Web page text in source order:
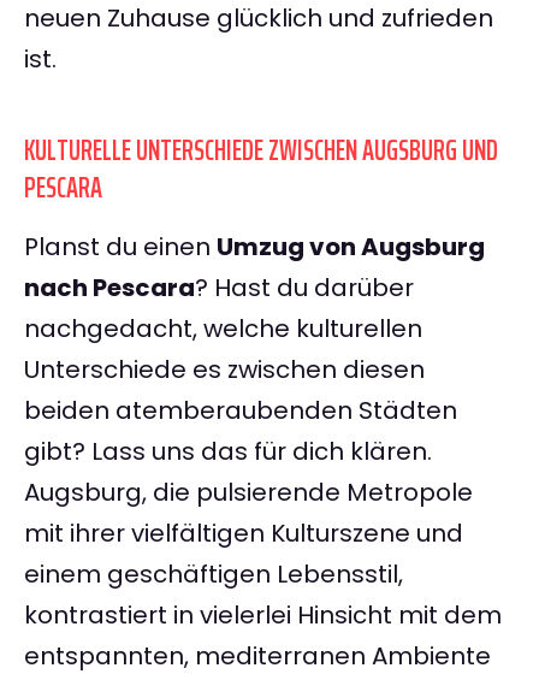
neuen Zuhause glücklich und zufrieden
ist.
KULTURELLE UNTERSCHIEDE ZWISCHEN AUGSBURG UND
PESCARA
Planst du einen Umzug von Augsburg
nach Pescara? Hast du darüber
nachgedacht, welche kulturellen
Unterschiede es zwischen diesen
beiden atemberaubenden Städten
gibt? Lass uns das für dich klären.
Augsburg, die pulsierende Metropole
mit ihrer vielfältigen Kulturszene und
einem geschäftigen Lebensstil,
kontrastiert in vielerlei Hinsicht mit dem
entspannten, mediterranen Ambiente